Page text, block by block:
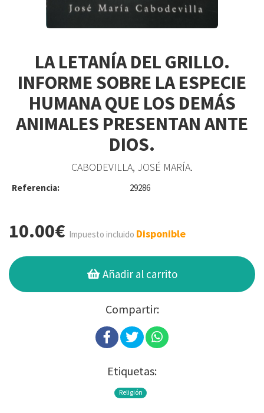
LA LETANÍA DEL GRILLO.
INFORME SOBRE LA ESPECIE
HUMANA QUE LOS DEMÁS
ANIMALES PRESENTAN ANTE
DIOS.
CABODEVILLA, JOSÉ MARÍA.
Referencia: 29286
10.00€ Impuesto incluido Disponible
Añadir al carrito
Compartir:
Etiquetas:
Religión